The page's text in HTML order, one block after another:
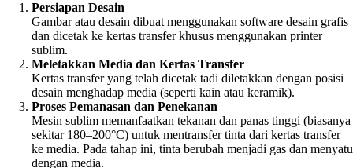
Persiapan Desain
Gambar atau desain dibuat menggunakan software desain grafis
dan dicetak ke kertas transfer khusus menggunakan printer
sublim.
Meletakkan Media dan Kertas Transfer
Kertas transfer yang telah dicetak tadi diletakkan dengan posisi
desain menghadap media (seperti kain atau keramik).
Proses Pemanasan dan Penekanan
Mesin sublim memanfaatkan tekanan dan panas tinggi (biasanya
sekitar 180–200°C) untuk mentransfer tinta dari kertas transfer
ke media. Pada tahap ini, tinta berubah menjadi gas dan menyatu
dengan media.